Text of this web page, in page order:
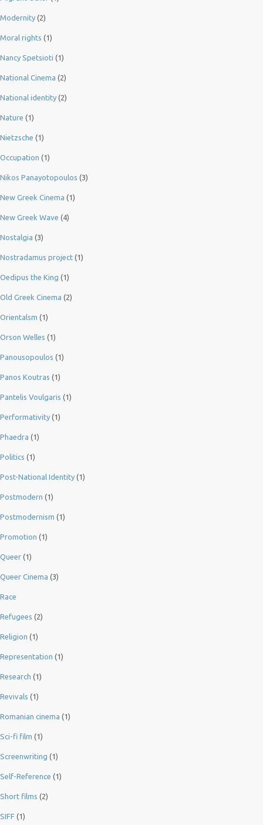
Modernity (2)
Moral rights (1)
Nancy Spetsioti (1)
National Cinema (2)
National identity (2)
Nature (1)
Nietzsche (1)
Occupation (1)
Nikos Panayotopoulos (3)
New Greek Cinema (1)
New Greek Wave (4)
Nostalgia (3)
Nostradamus project (1)
Oedipus the King (1)
Old Greek Cinema (2)
Orientalsm (1)
Orson Welles (1)
Panousopoulos (1)
Panos Koutras (1)
Pantelis Voulgaris (1)
Performativity (1)
Phaedra (1)
Politics (1)
Post-National Identity (1)
Postmodern (1)
Postmodernism (1)
Promotion (1)
Queer (1)
Queer Cinema (3)
Race
Refugees (2)
Religion (1)
Representation (1)
Research (1)
Revivals (1)
Romanian cinema (1)
Sci-fi film (1)
Screenwriting (1)
Self-Reference (1)
Short films (2)
SIFF (1)